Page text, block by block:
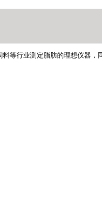
料等行业测定脂肪的理想仪器